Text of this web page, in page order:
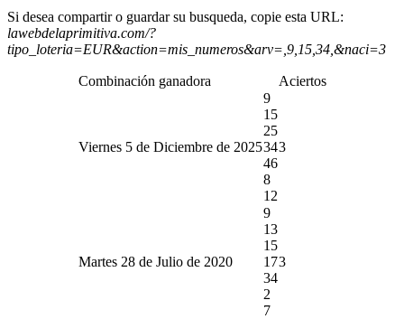
Si desea compartir o guardar su busqueda, copie esta URL:
lawebdelaprimitiva.com/?
tipo_loteria=EUR&action=mis_numeros&arv=,9,15,34,&naci=3
Combinación ganadora Aciertos
Viernes 5 de Diciembre de 2025
9
15
25
34
46
8
12
3
Martes 28 de Julio de 2020
9
13
15
17
34
2
7
3